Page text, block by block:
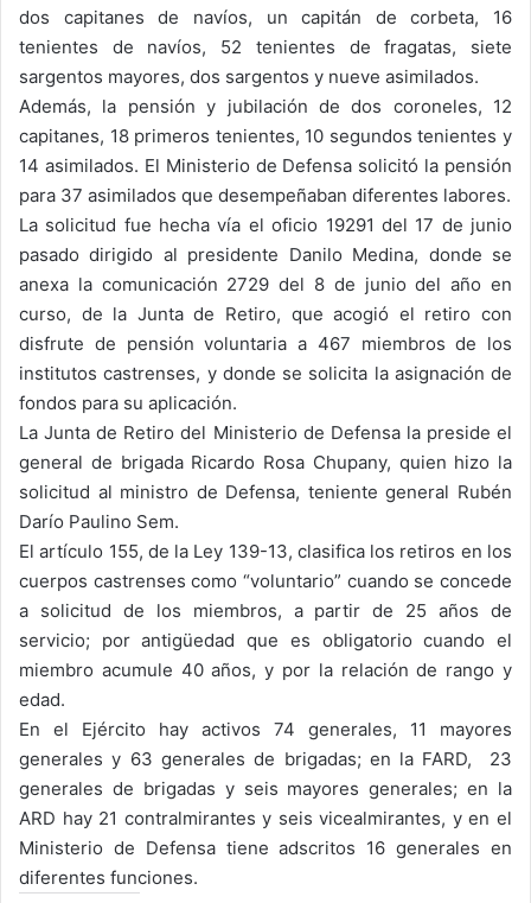
dos capitanes de navíos, un capitán de corbeta, 16
tenientes de navíos, 52 tenientes de fragatas, siete
sargentos mayores, dos sargentos y nueve asimilados.
Además, la pensión y jubilación de dos coroneles, 12
capitanes, 18 primeros tenientes, 10 segundos tenientes y
14 asimilados. El Ministerio de Defensa solicitó la pensión
para 37 asimilados que desempeñaban diferentes labores.
La solicitud fue hecha vía el oficio 19291 del 17 de junio
pasado dirigido al presidente Danilo Medina, donde se
anexa la comunicación 2729 del 8 de junio del año en
curso, de la Junta de Retiro, que acogió el retiro con
disfrute de pensión voluntaria a 467 miembros de los
institutos castrenses, y donde se solicita la asignación de
fondos para su aplicación.
La Junta de Retiro del Ministerio de Defensa la preside el
general de brigada Ricardo Rosa Chupany, quien hizo la
solicitud al ministro de Defensa, teniente general Rubén
Darío Paulino Sem.
El artículo 155, de la Ley 139-13, clasifica los retiros en los
cuerpos castrenses como “voluntario” cuando se concede
a solicitud de los miembros, a partir de 25 años de
servicio; por antigüedad que es obligatorio cuando el
miembro acumule 40 años, y por la relación de rango y
edad.
En el Ejército hay activos 74 generales, 11 mayores
generales y 63 generales de brigadas; en la FARD, 23
generales de brigadas y seis mayores generales; en la
ARD hay 21 contralmirantes y seis vicealmirantes, y en el
Ministerio de Defensa tiene adscritos 16 generales en
diferentes funciones.